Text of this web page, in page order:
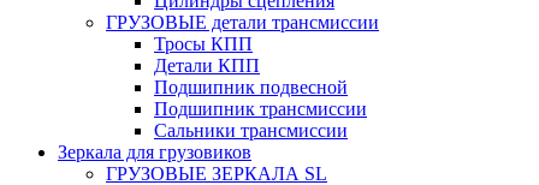
ГРУЗОВЫЕ детали трансмиссии
Тросы КПП
Детали КПП
Подшипник подвесной
Подшипник трансмиссии
Сальники трансмиссии
Зеркала для грузовиков
ГРУЗОВЫЕ ЗЕРКАЛА SL